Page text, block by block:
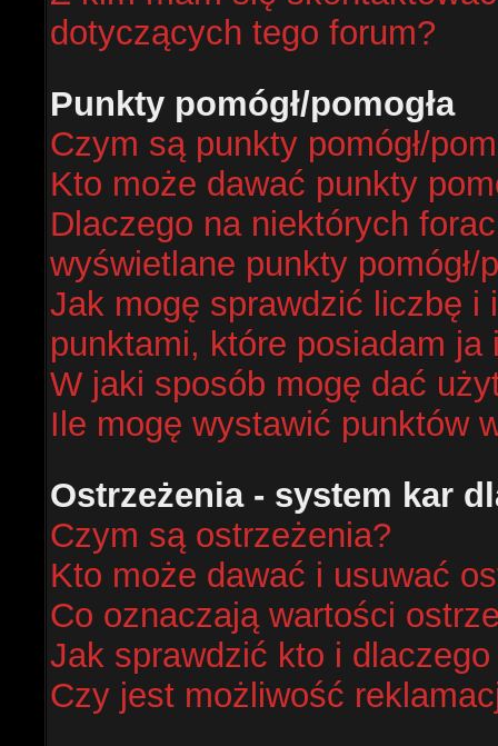
dotyczących tego forum?
Punkty pomógł/pomogła
Czym są punkty pomógł/
Kto może dawać punkty
Dlaczego na niektórych
wyświetlane punkty pomógł/
Jak mogę sprawdzić liczbę i
punktami, które posiadam
W jaki sposób mogę dać
Ile mogę wystawić punktów
Ostrzeżenia - system kar
Czym są ostrzeżenia?
Kto może dawać i usuwać
Co oznaczają wartości
Jak sprawdzić kto i dlaczego
Czy jest możliwość